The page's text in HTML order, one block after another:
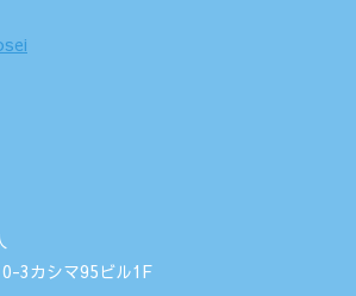
3カシマ95ビル1F